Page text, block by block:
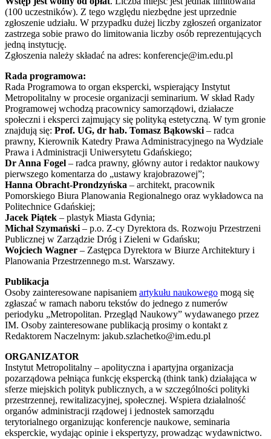
(100 uczestników). Z tego względu niezbędne jest uprzednie
zgłoszenie udziału. W przypadku dużej liczby zgłoszeń organizator
zastrzega sobie prawo do limitowania liczby osób reprezentujących
jedną instytucję.
Zgłoszenia należy składać na adres: konferencje@im.edu.pl
Rada programowa:
Rada Programowa to organ ekspercki, wspierający Instytut
Metropolitalny w procesie organizacji seminarium. W skład Rady
Programowej wchodzą pracownicy samorządowi, działacze
społeczni i eksperci zajmujący się polityką estetyczną. W tym gronie
znajdują się: Prof. UG, dr hab. Tomasz Bąkowski– radca
prawny, Kierownik Katedry Prawa Administracyjnego na Wydziale
Prawa i Administracji Uniwersytetu Gdańskiego;
Dr Anna Fogel – radca prawny, główny autor i redaktor naukowy
pierwszego komentarza do „ustawy krajobrazowej”;
Hanna Obracht-Prondzyńska – architekt, pracownik
Pomorskiego Biura Planowania Regionalnego oraz wykładowca na
Politechnice Gdańskiej;
Jacek Piątek – plastyk Miasta Gdynia;
Michał Szymański– p.o. Z-cy Dyrektora ds. Rozwoju Przestrzeni
Publicznej w Zarządzie Dróg i Zieleni w Gdańsku;
Wojciech Wagner – Zastępca Dyrektora w Biurze Architektury i
Planowania Przestrzennego m.st. Warszawy.
Publikacja
Osoby zainteresowane napisaniem artykułu naukowego mogą się
zgłaszać w ramach naboru tekstów do jednego z numerów
periodyku „Metropolitan. Przegląd Naukowy” wydawanego przez
IM. Osoby zainteresowane publikacją prosimy o kontakt z
Redaktorem Naczelnym: jakub.szlachetko@im.edu.pl
ORGANIZATOR
Instytut Metropolitalny – apolityczna i apartyjna organizacja
pozarządowa pełniąca funkcję ekspercką (think tank) działająca w
sferze miejskich polityk publicznych, a w szczególności polityki
przestrzennej, rewitalizacyjnej, społecznej. Wspiera działalność
organów administracji rządowej i jednostek samorządu
terytorialnego organizując konferencje naukowe, seminaria
eksperckie, wydając opinie i ekspertyzy, prowadząc wydawnictwo.